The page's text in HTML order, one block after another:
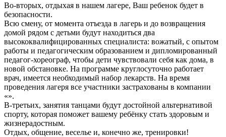
Во-вторых, отдыхая в нашем лагере, Ваш ребенок будет в
безопасности.
Всю смену, от момента отъезда в лагерь и до возвращения
домой рядом с детьми будут находиться два
высококвалифицированных специалиста: вожатый, с опытом
работы и педагогическим образованием и дипломированный
педагог-хореограф, чтобы дети чувствовали себя как дома, в
новой обстановке. На программе круглосуточно работает
врач, имеется необходимый набор лекарств. На время
проведения лагеря все участники застрахованы в компании
«».
В-третьих, занятия танцами будут достойной альтернативой
спорту, которая поможет вашему ребёнку стать здоровым и
жизнерадостным.
Отдых, общение, веселье и, конечно же, тренировки!